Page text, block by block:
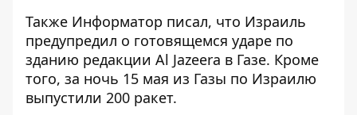
Также Информатор писал, что Израиль
предупредил о готовящемся ударе по
зданию редакции Al Jazeera в Газе. Кроме
того, за ночь 15 мая из Газы по Израилю
выпустили 200 ракет.